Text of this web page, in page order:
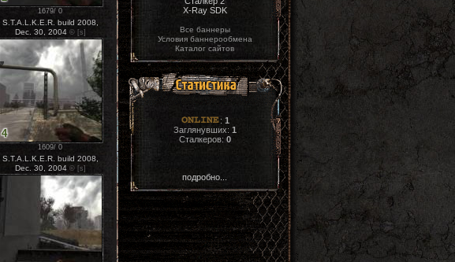
1679/0
S.T.A.L.K.E.R. build 2008,
Dec. 30, 2004 © [s]
4
1609/0
S.T.A.L.K.E.R. build 2008,
Dec. 30, 2004 © [s]
X-Ray SDK
Все баннеры
Условия баннерообмена
Каталог сайтов
: 1
Заглянувших: 1
Сталкеров:0
подробно...